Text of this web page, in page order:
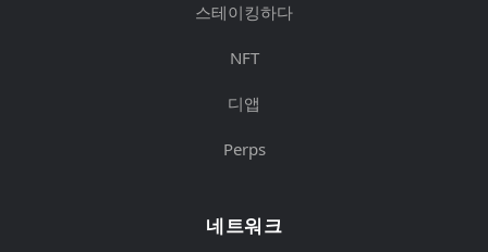
스테이킹하다
NFT
디앱
Perps
네트워크